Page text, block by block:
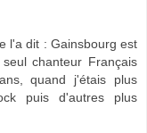
l'a dit : Gainsbourg est
chanteur Français
quand j'étais plus
puis d'autres plus